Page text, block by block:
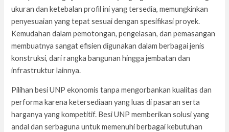
ukuran dan ketebalan profil ini yang tersedia, memungkinkan
penyesuaian yang tepat sesuai dengan spesifikasi proyek.
Kemudahan dalam pemotongan, pengelasan, dan pemasangan
membuatnya sangat efisien digunakan dalam berbagai jenis
konstruksi, dari rangka bangunan hingga jembatan dan
infrastruktur lainnya.
Pilihan besi UNP ekonomis tanpa mengorbankan kualitas dan
performa karena ketersediaan yang luas di pasaran serta
harganya yang kompetitif. Besi UNP memberikan solusi yang
andal dan serbaguna untuk memenuhi berbagai kebutuhan